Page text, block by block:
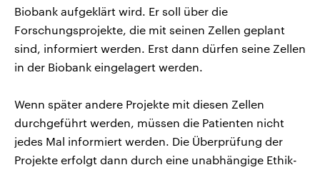
Biobank aufgeklärt wird. Er soll über die
Forschungsprojekte, die mit seinen Zellen geplant
sind, informiert werden. Erst dann dürfen seine Zellen
in der Biobank eingelagert werden.
Wenn später andere Projekte mit diesen Zellen
durchgeführt werden, müssen die Patienten nicht
jedes Mal informiert werden. Die Überprüfung der
Projekte erfolgt dann durch eine unabhängige Ethik-